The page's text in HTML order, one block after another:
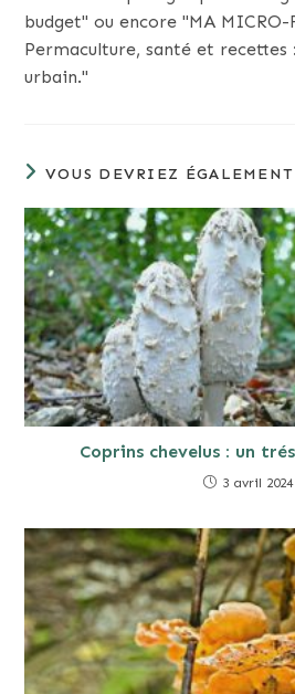
budget" ou encore "MA MICRO-
Permaculture, santé et recettes
urbain."
VOUS DEVRIEZ
Coprins chevelus : un
3 avril 2024